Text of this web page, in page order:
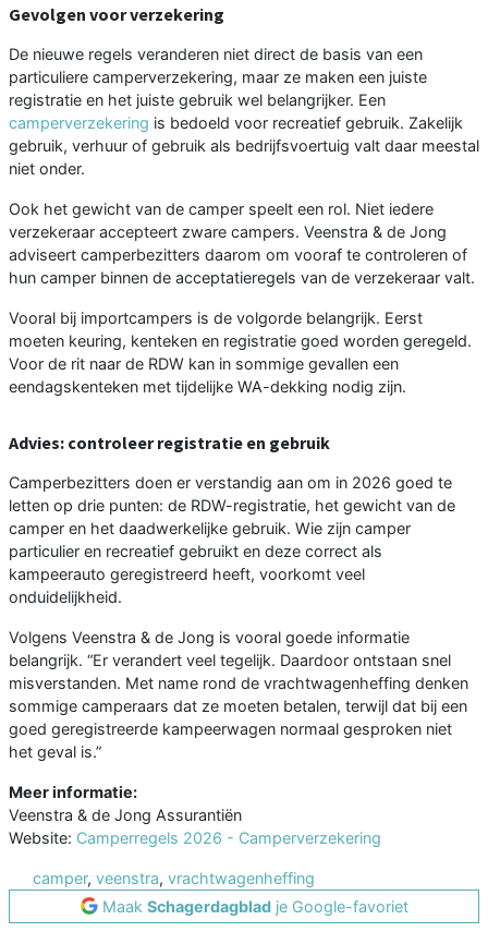
Gevolgen voor verzekering
De nieuwe regels veranderen niet direct de basis van een
particuliere camperverzekering, maar ze maken een juiste
registratie en het juiste gebruik wel belangrijker. Een
camperverzekering is bedoeld voor recreatief gebruik. Zakelijk
gebruik, verhuur of gebruik als bedrijfsvoertuig valt daar meestal
niet onder.
Ook het gewicht van de camper speelt een rol. Niet iedere
verzekeraar accepteert zware campers. Veenstra & de Jong
adviseert camperbezitters daarom om vooraf te controleren of
hun camper binnen de acceptatieregels van de verzekeraar valt.
Vooral bij importcampers is de volgorde belangrijk. Eerst
moeten keuring, kenteken en registratie goed worden geregeld.
Voor de rit naar de RDW kan in sommige gevallen een
eendagskenteken met tijdelijke WA-dekking nodig zijn.
Advies: controleer registratie en gebruik
Camperbezitters doen er verstandig aan om in 2026 goed te
letten op drie punten: de RDW-registratie, het gewicht van de
camper en het daadwerkelijke gebruik. Wie zijn camper
particulier en recreatief gebruikt en deze correct als
kampeerauto geregistreerd heeft, voorkomt veel
onduidelijkheid.
Volgens Veenstra & de Jong is vooral goede informatie
belangrijk. “Er verandert veel tegelijk. Daardoor ontstaan snel
misverstanden. Met name rond de vrachtwagenheffing denken
sommige camperaars dat ze moeten betalen, terwijl dat bij een
goed geregistreerde kampeerwagen normaal gesproken niet
het geval is.”
Meer informatie:
Veenstra & de Jong Assurantiën
Website: Camperregels 2026 - Camperverzekering
camper, veenstra, vrachtwagenheffing
Maak Schagerdagbladje Google-favoriet